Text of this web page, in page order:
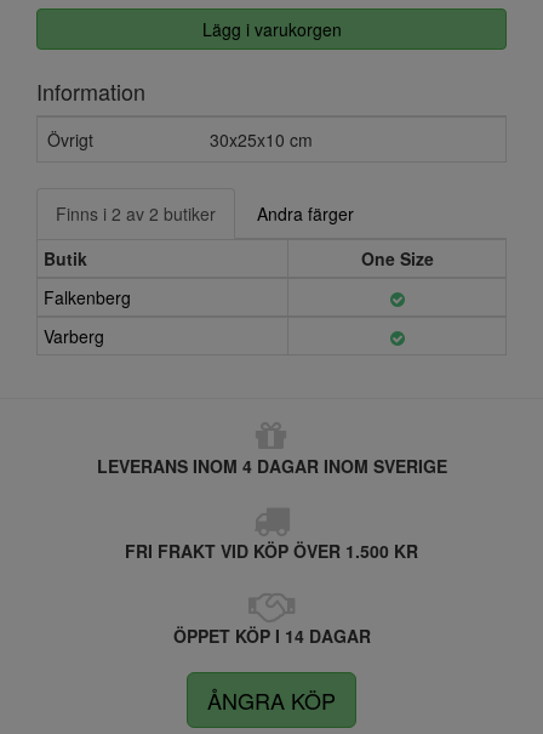
Lägg i varukorgen
Information
Övrigt 30x25x10 cm
Finns i 2 av 2 butiker
Andra färger
Butik
One Size
Falkenberg
Varberg
LEVERANS INOM 4 DAGAR INOM SVERIGE
FRI FRAKT VID KÖP ÖVER 1.500 KR
ÖPPET KÖP I 14 DAGAR
ÅNGRA KÖP